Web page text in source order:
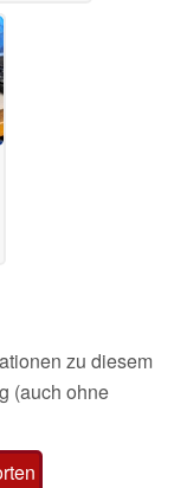
zu diesem
(auch ohne